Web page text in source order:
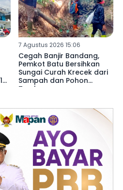
7 Agustus 2026 15:06
Cegah Banjir Bandang,
Pemkot Batu Bersihkan
Sungai Curah Krecek dari
Sampah dan Pohon
Tumbang